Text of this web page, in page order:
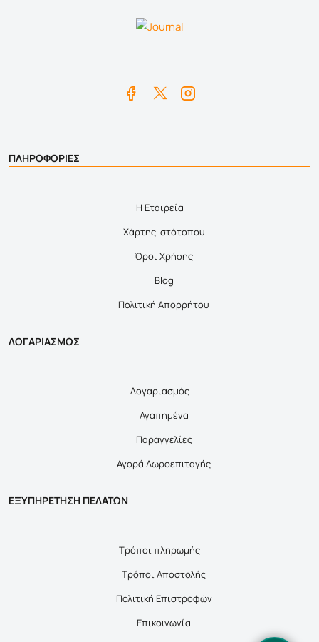
ΠΛΗΡΟΦΟΡΙΕΣ
Η Εταιρεία
Χάρτης Ιστότοπου
Όροι Χρήσης
Blog
Πολιτική Απορρήτου
ΛΟΓΑΡΙΑΣΜΟΣ
Λογαριασμός
Αγαπημένα
Παραγγελίες
Αγορά Δωροεπιταγής
ΕΞΥΠΗΡΕΤΗΣΗ ΠΕΛΑΤΩΝ
Τρόποι πληρωμής
Τρόποι Αποστολής
Πολιτική Επιστροφών
Επικοινωνία